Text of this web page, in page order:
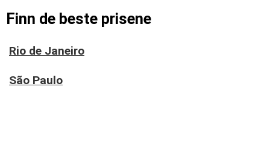
Finn de beste prisene
Rio de Janeiro
São Paulo